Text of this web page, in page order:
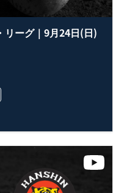
リーグ｜9月24日(日)